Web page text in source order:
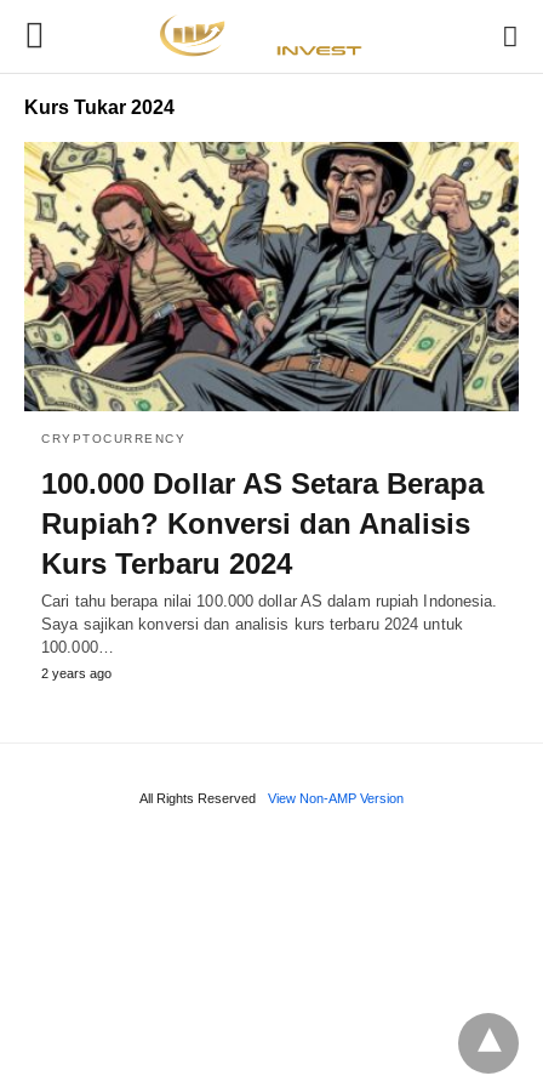
Kurs Tukar 2024
CRYPTOCURRENCY
100.000 Dollar AS Setara Berapa
Rupiah? Konversi dan Analisis
Kurs Terbaru 2024
Cari tahu berapa nilai 100.000 dollar AS dalam rupiah Indonesia.
Saya sajikan konversi dan analisis kurs terbaru 2024 untuk
100.000…
2 years ago
All Rights Reserved View Non-AMP Version